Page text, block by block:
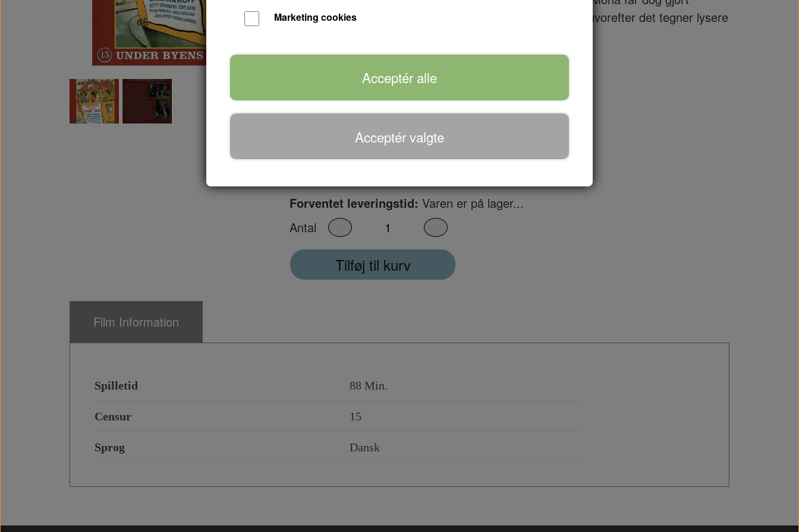
kunstkritikeren Abel interesseret i Brandmoses malerier, hvorefter det tegner lysere
Forventet leveringstid: Varen er på lager...
Antal
Tilføj til kurv
Film Information
Spilletid 88 Min.
Censur 15
Sprog Dansk
Marketing cookies
Acceptér alle
Acceptér valgte